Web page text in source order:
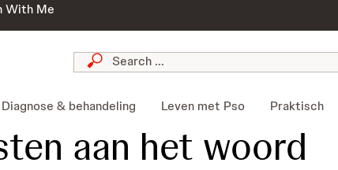
With Me
Diagnose & behandeling Leven met Pso Praktisch
aan het woord